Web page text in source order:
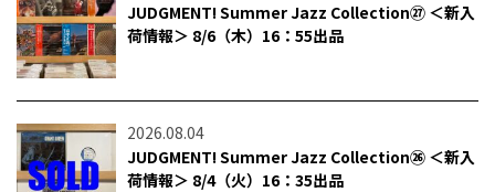
JUDGMENT! Summer Jazz Collection㉗ ＜新入
荷情報＞ 8/6（木）16：55出品
2026.08.04
JUDGMENT! Summer Jazz Collection㉖ ＜新入
荷情報＞ 8/4（火）16：35出品